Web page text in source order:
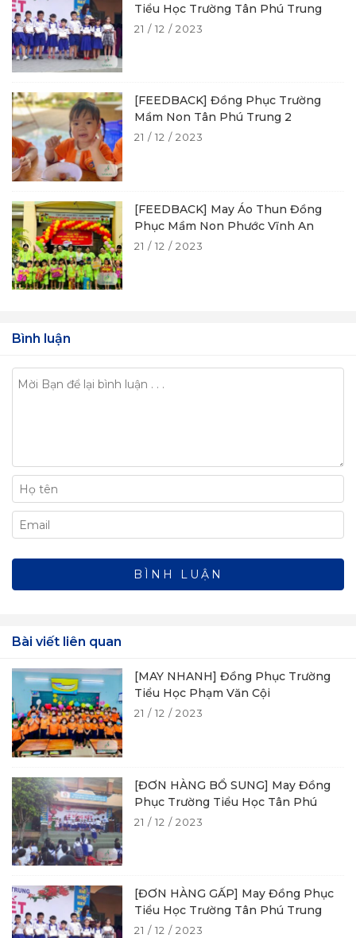
Tiểu Học Trường Tân Phú Trung
21 / 12 / 2023
[FEEDBACK] Đồng Phục Trường
Mầm Non Tân Phú Trung 2
21 / 12 / 2023
[FEEDBACK] May Áo Thun Đồng
Phục Mầm Non Phước Vĩnh An
21 / 12 / 2023
Bình luận
Bài viết liên quan
[MAY NHANH] Đồng Phục Trường
Tiểu Học Phạm Văn Cội
21 / 12 / 2023
[ĐƠN HÀNG BỔ SUNG] May Đồng
Phục Trường Tiểu Học Tân Phú
21 / 12 / 2023
[ĐƠN HÀNG GẤP] May Đồng Phục
Tiểu Học Trường Tân Phú Trung
21 / 12 / 2023